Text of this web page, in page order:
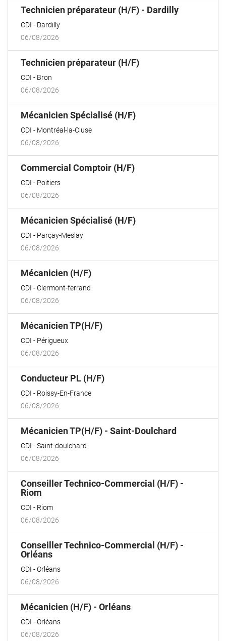
Technicien préparateur (H/F) - Dardilly(Nouvelle
CDI
Dardilly
06/08/2026
Technicien préparateur (H/F)(Nouvelle
CDI
Bron
06/08/2026
Mécanicien Spécialisé (H/F)(Nouvelle
CDI
Montréal-la-Cluse
06/08/2026
Commercial Comptoir (H/F)(Nouvelle
CDI
Poitiers
06/08/2026
Mécanicien Spécialisé (H/F)(Nouvelle
CDI
Parçay-Meslay
06/08/2026
Mécanicien (H/F)(Nouvelle
CDI
Clermont-ferrand
06/08/2026
Mécanicien TP(H/F)(Nouvelle
CDI
Périgueux
06/08/2026
Conducteur PL (H/F)(Nouvelle
CDI
Roissy-En-France
06/08/2026
Mécanicien TP(H/F) - Saint-Doulchard(Nouvelle
CDI
Saint-doulchard
06/08/2026
Conseiller Technico-Commercial (H/F) -
Riom
CDI
Riom
06/08/2026
Conseiller Technico-Commercial (H/F) -
Orléans(Nouvelle
CDI
Orléans
06/08/2026
Mécanicien (H/F) - Orléans(Nouvelle
CDI
Orléans
06/08/2026